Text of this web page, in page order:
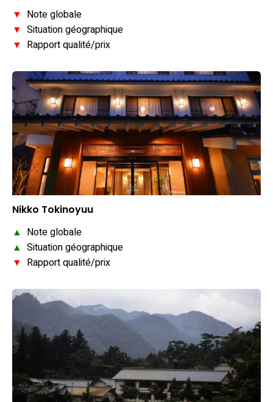
▼ Note globale
▼ Situation géographique
▼ Rapport qualité/prix
Nikko Tokinoyuu
▲ Note globale
▲ Situation géographique
▼ Rapport qualité/prix